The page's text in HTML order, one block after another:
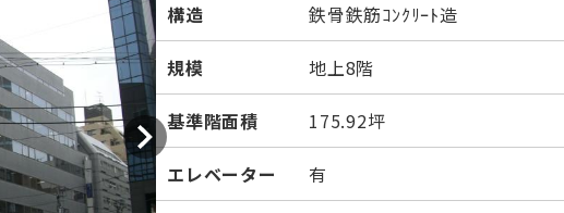
構造 鉄骨鉄筋ｺﾝｸﾘｰﾄ造
規模 地上8階
基準階面積 175.92坪
エレベーター 有